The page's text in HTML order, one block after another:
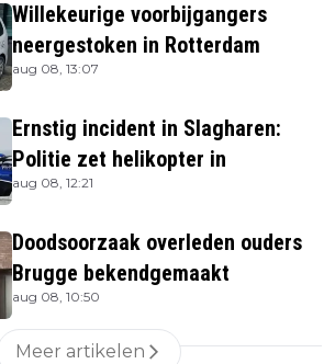
Willekeurige voorbijgangers
neergestoken in Rotterdam
aug 08, 13:07
Ernstig incident in Slagharen:
Politie zet helikopter in
aug 08, 12:21
Doodsoorzaak overleden ouders
Brugge bekendgemaakt
aug 08, 10:50
Meer artikelen